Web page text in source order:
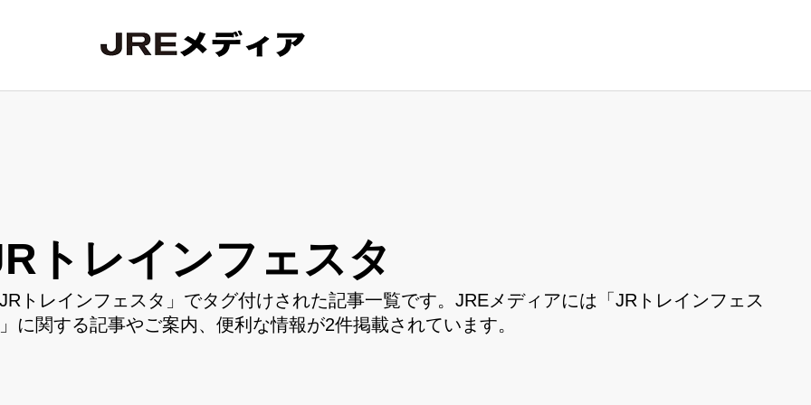
トレインフェスタ
トレインフェスタ」でタグ付けされた記事一覧です。JREメディアには「JRトレインフェス
に関する記事やご案内、便利な情報が2件掲載されています。